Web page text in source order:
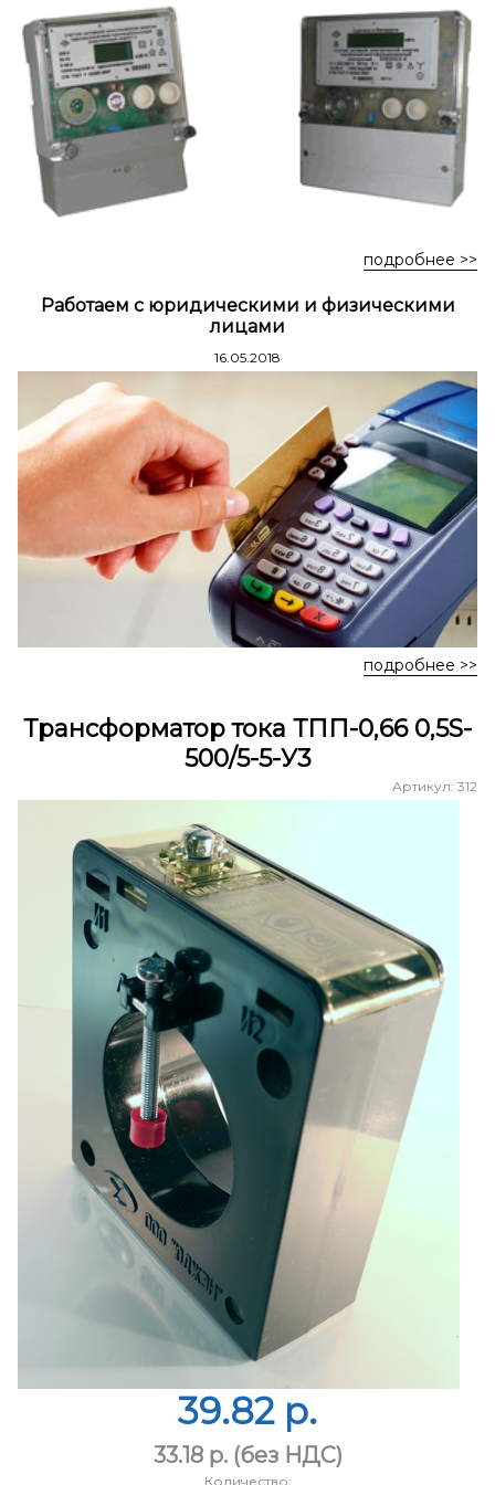
Стремянки стальные
Стремянки двухсторонние стальные
подробнее >>
Работаем с юридическими и физическими
лицами
16.05.2018
подробнее >>
Трансформатор тока ТПП-0,66 0,5S-
500/5-5-У3
Артикул: 312
39.82 p.
33.18 p.(без НДС)
Количество: